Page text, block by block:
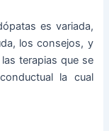
es variada,
los consejos, y
terapias que se
la cual